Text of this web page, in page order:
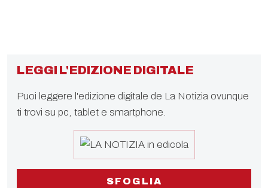
LEGGI L'EDIZIONE DIGITALE
Puoi leggere l'edizione digitale de La Notizia ovunque
ti trovi su pc, tablet e smartphone.
SFOGLIA